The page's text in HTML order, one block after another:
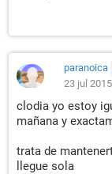
paranoica
23 jul
clodia yo estoy
mañana y
trata de
llegue sola